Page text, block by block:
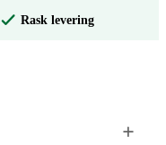
Rask levering